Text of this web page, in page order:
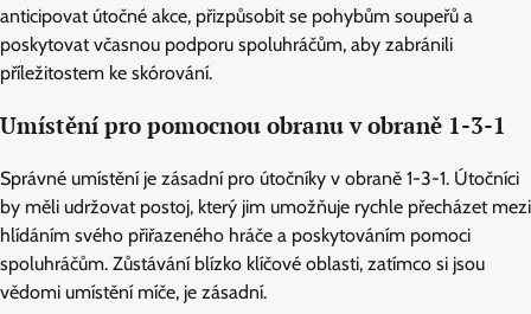
anticipovat útočné akce, přizpůsobit se pohybům soupeřů a
poskytovat včasnou podporu spoluhráčům, aby zabránili
příležitostem ke skórování.
Umístění pro pomocnou obranu v obraně 1-3-1
Správné umístění je zásadní pro útočníky v obraně 1-3-1. Útočníci
by měli udržovat postoj, který jim umožňuje rychle přecházet mezi
hlídáním svého přiřazeného hráče a poskytováním pomoci
spoluhráčům. Zůstávání blízko klíčové oblasti, zatímco si jsou
vědomi umístění míče, je zásadní.